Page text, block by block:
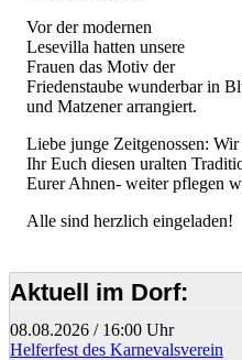
Vor der modernen
Lesevilla hatten unsere
Frauen das Motiv der
Friedenstaube wunderbar in
und Matzener arrangiert.
Liebe junge Zeitgenossen:
Ihr Euch diesen uralten
Eurer Ahnen- weiter pflegen
Alle sind herzlich eingeladen!
Aktuell im Dorf:
08.08.2026 / 16:00 Uhr
Helferfest des Karnevalsverein